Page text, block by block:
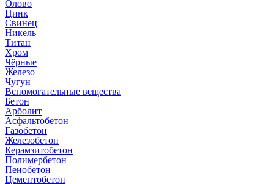
Олово
Цинк
Свинец
Никель
Титан
Хром
Чёрные
Железо
Чугун
Вспомогательные вещества
Бетон
Арболит
Асфальтобетон
Газобетон
Железобетон
Керамзитобетон
Полимербетон
Пенобетон
Цементобетон